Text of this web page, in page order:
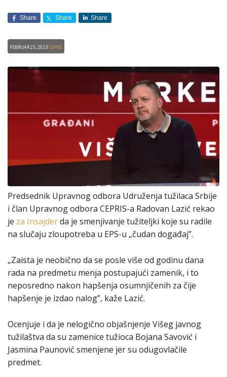
Share Share Share
Februar 25, 2023CEPRIS
Predsednik Upravnog odbora Udruženja tužilaca Srbije
i član Upravnog odbora CEPRIS-a Radovan Lazić rekao
je za Insajderda je smenjivanje tužiteljki koje su radile
na slučaju zloupotreba u EPS-u „čudan događaj”.
„Zaista je neobično da se posle više od godinu dana
rada na predmetu menja postupajući zamenik, i to
neposredno nakon hapšenja osumnjičenih za čije
hapšenje je izdao nalog”, kaže Lazić.
Ocenjuje i da je nelogično objašnjenje Višeg javnog
tužilaštva da su zamenice tužioca Bojana Savović i
Jasmina Paunović smenjene jer su odugovlačile
predmet.